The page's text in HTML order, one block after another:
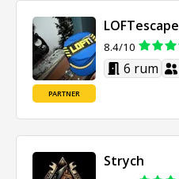
PARTNER
LOFTescape
8.4/10
6 rum
Strych